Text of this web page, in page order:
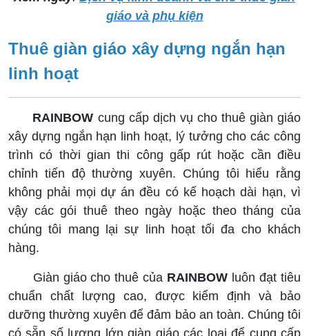
giáo và phụ kiện
Thuê giàn giáo xây dựng ngắn hạn
linh hoạt
RAINBOW cung cấp dịch vụ cho thuê giàn giáo
xây dựng ngắn hạn linh hoạt, lý tưởng cho các công
trình có thời gian thi công gấp rút hoặc cần điều
chỉnh tiến độ thường xuyên. Chúng tôi hiểu rằng
không phải mọi dự án đều có kế hoạch dài hạn, vì
vậy các gói thuê theo ngày hoặc theo tháng của
chúng tôi mang lại sự linh hoạt tối đa cho khách
hàng.
Giàn giáo cho thuê của RAINBOW luôn đạt tiêu
chuẩn chất lượng cao, được kiểm định và bảo
dưỡng thường xuyên để đảm bảo an toàn. Chúng tôi
có sẵn số lượng lớn giàn giáo các loại để cung cấp